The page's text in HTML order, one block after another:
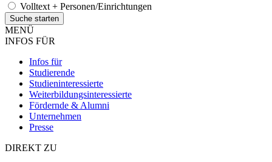
Volltext + Personen/Einrichtungen
MENÜ
INFOS FÜR
Infos für
Studierende
Studieninteressierte
Weiterbildungsinteressierte
Fördernde & Alumni
Unternehmen
Presse
DIREKT ZU